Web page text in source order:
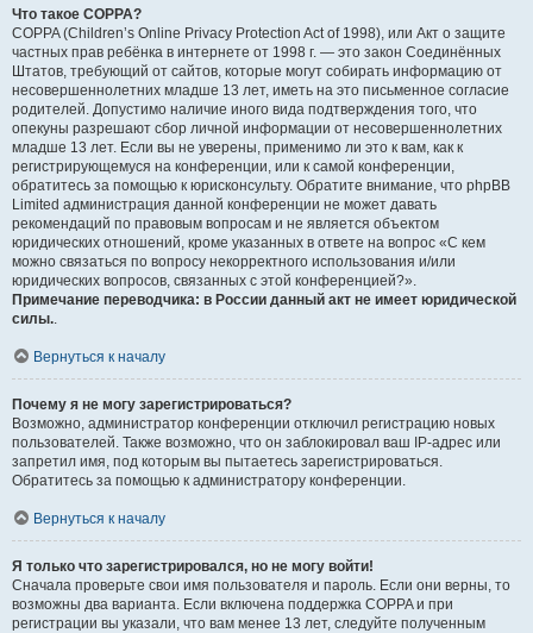
Что такое COPPA?
COPPA (Children’s Online Privacy Protection Act of 1998), или Акт о защите
частных прав ребёнка в интернете от 1998 г. — это закон Соединённых
Штатов, требующий от сайтов, которые могут собирать информацию от
несовершеннолетних младше 13 лет, иметь на это письменное согласие
родителей. Допустимо наличие иного вида подтверждения того, что
опекуны разрешают сбор личной информации от несовершеннолетних
младше 13 лет. Если вы не уверены, применимо ли это к вам, как к
регистрирующемуся на конференции, или к самой конференции,
обратитесь за помощью к юрисконсульту. Обратите внимание, что phpBB
Limited администрация данной конференции не может давать
рекомендаций по правовым вопросам и не является объектом
юридических отношений, кроме указанных в ответе на вопрос «С кем
можно связаться по вопросу некорректного использования и/или
юридических вопросов, связанных с этой конференцией?».
Примечание переводчика: в России данный акт не имеет юридической
силы..
Вернуться к началу
Почему я не могу зарегистрироваться?
Возможно, администратор конференции отключил регистрацию новых
пользователей. Также возможно, что он заблокировал ваш IP-адрес или
запретил имя, под которым вы пытаетесь зарегистрироваться.
Обратитесь за помощью к администратору конференции.
Вернуться к началу
Я только что зарегистрировался, но не могу войти!
Сначала проверьте свои имя пользователя и пароль. Если они верны, то
возможны два варианта. Если включена поддержка COPPA и при
регистрации вы указали, что вам менее 13 лет, следуйте полученным